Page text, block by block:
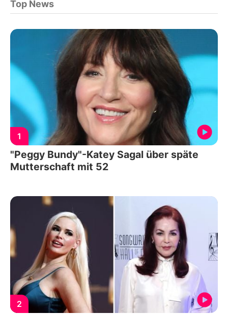
Top News
1
"Peggy Bundy"-Katey Sagal über späte
Mutterschaft mit 52
2